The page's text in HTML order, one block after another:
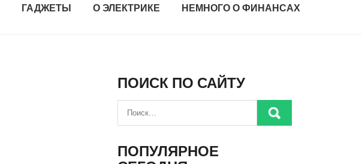
ГАДЖЕТЫ О ЭЛЕКТРИКЕ НЕМНОГО О ФИНАНСАХ
ПОИСК ПО САЙТУ
ПОПУЛЯРНОЕ